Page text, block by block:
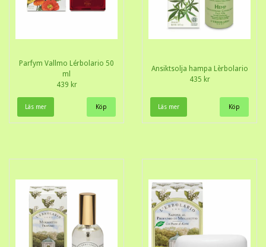
Parfym Vallmo Lérbolario 50
ml
439 kr
Läs mer
Ansiktsolja hampa Lèrbolario
435 kr
Läs mer